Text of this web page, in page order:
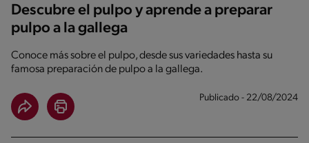
Descubre el pulpo y aprende a preparar
pulpo a la gallega
Conoce más sobre el pulpo, desde sus variedades hasta su
famosa preparación de pulpo a la gallega.
Publicado - 22/08/2024